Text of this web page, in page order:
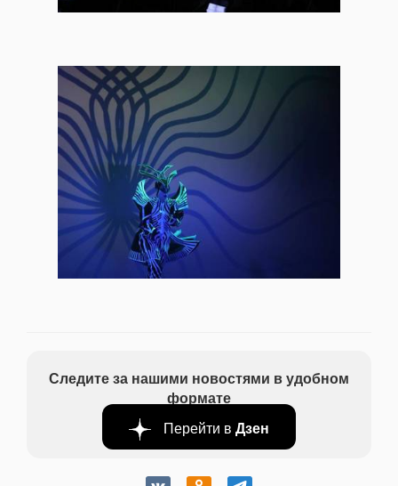
Следите за нашими новостями в удобном
формате
Перейти в Дзен